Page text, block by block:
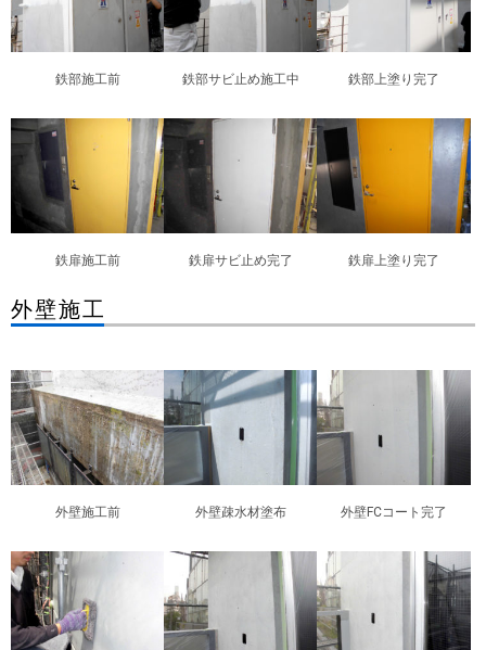
鉄部施工前 鉄部サビ止め施工中 鉄部上塗り完了
鉄扉施工前 鉄扉サビ止め完了 鉄扉上塗り完了
外壁施工
外壁施工前 外壁疎水材塗布 外壁FCコート完了